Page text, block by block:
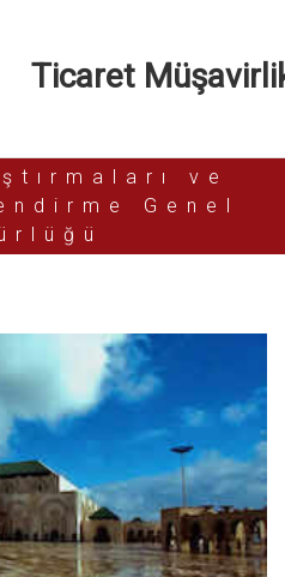
Ticaret
ve
Genel